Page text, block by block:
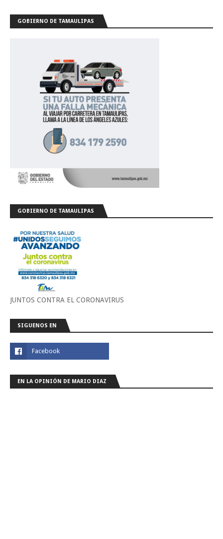
GOBIERNO DE TAMAULIPAS
GOBIERNO DE TAMAULIPAS
JUNTOS CONTRA EL CORONAVIRUS
SIGUENOS EN
EN LA OPINIÓN DE MARIO DIAZ